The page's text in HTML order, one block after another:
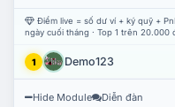
Điểm live = số dư ví + ký quỹ +
ngày cuối tháng · Top 1 trên 20.000
1 Demo123
Hide Module Diễn đàn